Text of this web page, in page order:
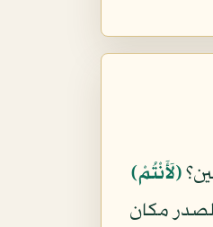
(لَأَنْتُمْ)
مكان